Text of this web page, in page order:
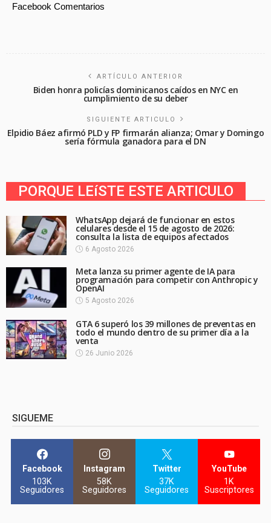
Facebook Comentarios
ARTÍCULO ANTERIOR
Biden honra policías dominicanos caídos en NYC en
cumplimiento de su deber
SIGUIENTE ARTICULO
Elpidio Báez afirmó PLD y FP firmarán alianza; Omar y Domingo
sería fórmula ganadora para el DN
PORQUE LEíSTE ESTE ARTICULO
WhatsApp dejará de funcionar en estos
celulares desde el 15 de agosto de 2026:
consulta la lista de equipos afectados
6 Agosto 2026
Meta lanza su primer agente de IA para
programación para competir con Anthropic y
OpenAI
5 Agosto 2026
GTA 6 superó los 39 millones de preventas en
todo el mundo dentro de su primer día a la
venta
26 Junio 2026
SIGUEME
Facebook
103K
Seguidores
Instagram
58K
Seguidores
Twitter
37K
Seguidores
YouTube
1K
Suscriptores